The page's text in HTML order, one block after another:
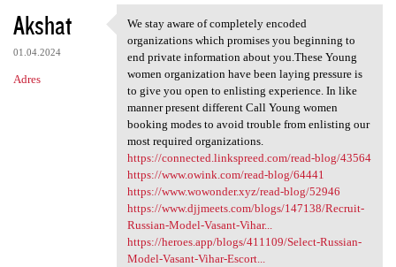
K
o
m
e
Akshat
01.04.2024
Adres
We stay aware of completely
We stay aware of completely encoded
organizations which promises you beginning to
end private information about you.These Young
women organization have been laying pressure is
to give you open to enlisting experience. In like
manner present different Call Young women
booking modes to avoid trouble from enlisting our
most required organizations.
https://connected.linkspreed.com/read-blog/43564
https://www.owink.com/read-blog/64441
https://www.wowonder.xyz/read-blog/52946
https://www.djjmeets.com/blogs/147138/Recruit-
Russian-Model-Vasant-Vihar...
https://heroes.app/blogs/411109/Select-Russian-
Model-Vasant-Vihar-Escort...